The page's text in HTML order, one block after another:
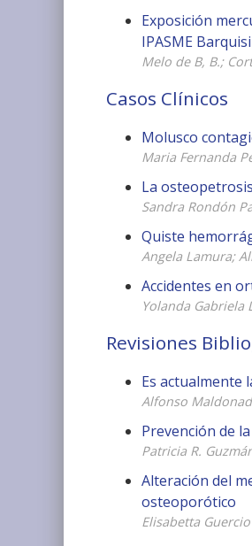
Exposición
IPASME
Melo de B, B.;
Casos Clínicos
Molusco
Maria Fernanda
La
Sandra Rondón
Quiste
Angela Lamura;
Accidentes en
Yolanda Gabriela
Revisiones
Es actualmente
Alfonso
Prevención de
Patricia R.
Alteración del
osteoporótico
Elisabetta